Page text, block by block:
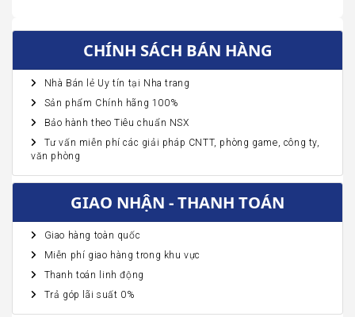
CHÍNH SÁCH BÁN HÀNG
Nhà Bán lẻ Uy tín tại Nha trang
Sản phẩm Chính hãng 100%
Bảo hành theo Tiêu chuẩn NSX
Tư vấn miễn phí các giải pháp CNTT, phòng game, công ty,
văn phòng
GIAO NHẬN - THANH TOÁN
Giao hàng toàn quốc
Miễn phí giao hàng trong khu vực
Thanh toán linh động
Trả góp lãi suất 0%